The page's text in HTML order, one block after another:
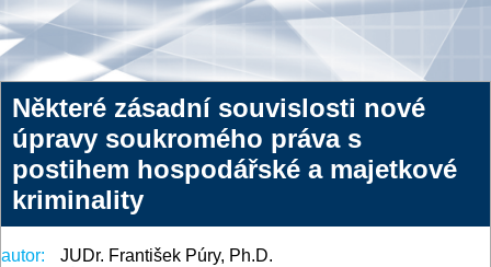
Některé zásadní souvislosti nové
úpravy soukromého práva s
postihem hospodářské a majetkové
kriminality
autor:
JUDr. František Púry, Ph.D.